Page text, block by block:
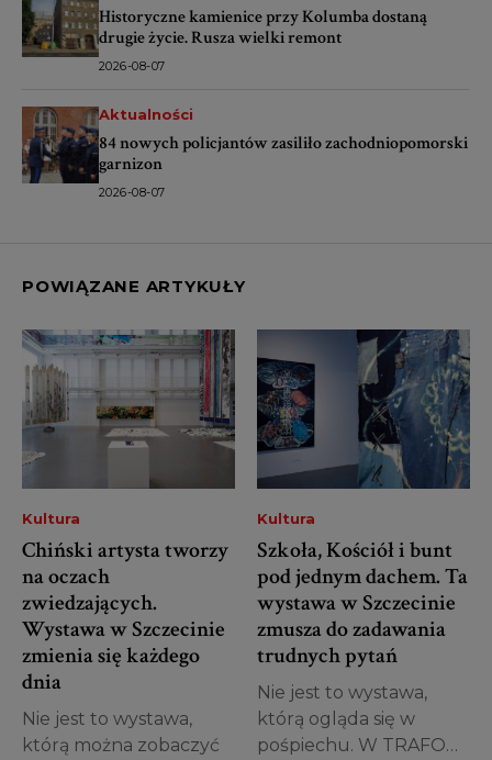
Historyczne kamienice przy Kolumba dostaną
drugie życie. Rusza wielki remont
2026-08-07
Aktualności
84 nowych policjantów zasiliło zachodniopomorski
garnizon
2026-08-07
POWIĄZANE ARTYKUŁY
Kultura
Chiński artysta tworzy
na oczach
zwiedzających.
Wystawa w Szczecinie
zmienia się każdego
dnia
Nie jest to wystawa,
którą można zobaczyć
Kultura
Szkoła, Kościół i bunt
pod jednym dachem. Ta
wystawa w Szczecinie
zmusza do zadawania
trudnych pytań
Nie jest to wystawa,
którą ogląda się w
pośpiechu. W TRAFO